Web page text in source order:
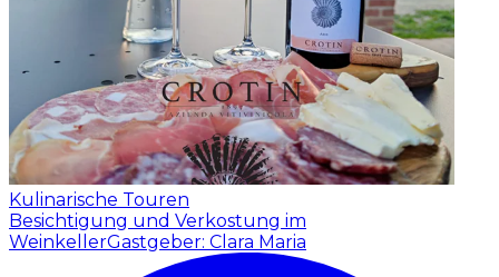
Kulinarische Touren
Besichtigung und Verkostung im
WeinkellerGastgeber: Clara Maria